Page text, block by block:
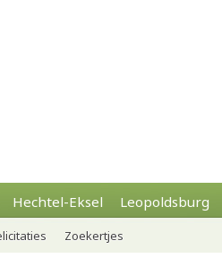
Hechtel-Eksel Leopoldsburg
Zoekertjes